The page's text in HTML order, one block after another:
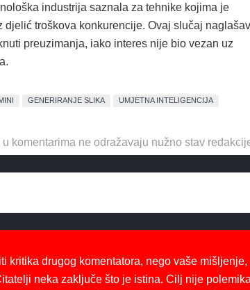
industrija saznala za tehnike kojima je
djelić troškova konkurencije. Ovaj slučaj
preuzimanja, iako interes nije bio vezan uz
GENERIRANJE SLIKA UMJETNA INTELIGENCIJA
komentarima ne odražavaju nužno stav
kritika drugog komentatora, nego vaše mišljenje,
neka zaključe što je istina. Cilj nije